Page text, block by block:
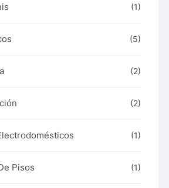
(1)
(5)
(2)
(2)
(1)
Pisos (1)